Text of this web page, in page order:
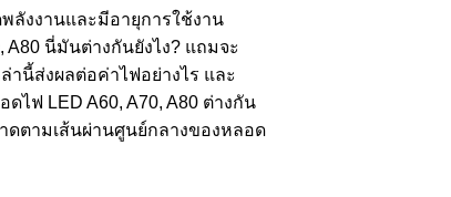
ลังงานและมีอายุการใช้งาน
นี่มันต่างกันยังไง? แถมจะ
นี้ส่งผลต่อค่าไฟอย่างไร และ
ฟ LED A60, A70, A80 ต่างกัน
ดตามเส้นผ่านศูนย์กลางของหลอด